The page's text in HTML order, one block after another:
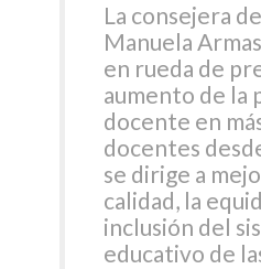
La consejera
Manuela
en rueda de
aumento de la
docente en
docentes
se dirige a
calidad, la
inclusión del
educativo de